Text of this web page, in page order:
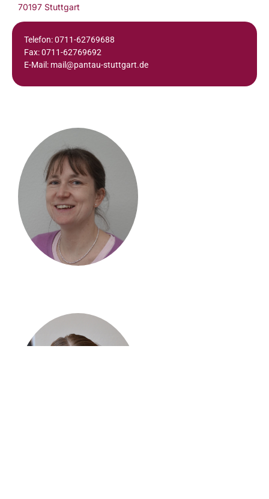
70197 Stuttgart
Telefon: 0711-62769688
Fax: 0711-62769692
E-Mail: mail@pantau-stuttgart.de
Stv. Einsatzleiterin
Tanja Türck
Einsatzleiterin